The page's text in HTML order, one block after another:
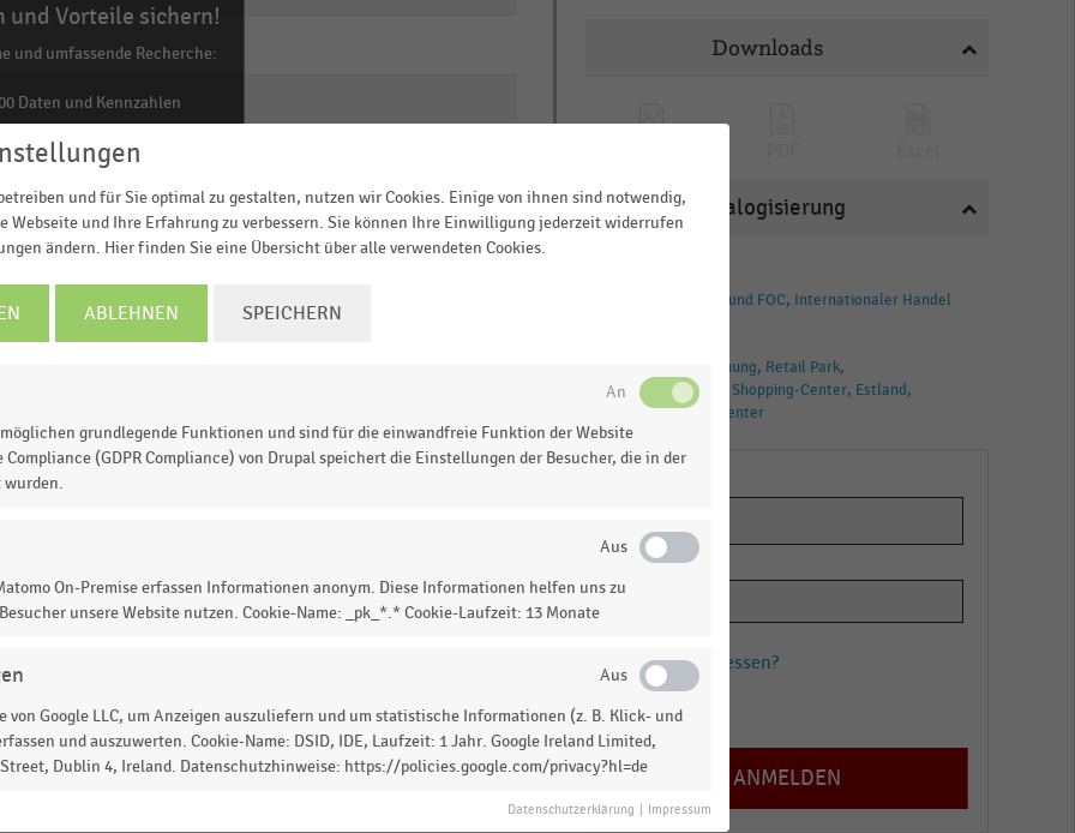
empty
empty
empty
und Vorteile sichern!
und umfassende Recherche:
Daten und Kennzahlen
Excel, PNG, PDF
INFORMIEREN
und geplanten Shopping-Center und
In Estland liegt die Zahl der bereits bestehenden
Statistik? Jetzt einloggen oderinformieren
Downloads
Katalogisierung
Shopping-Center und FOC Internationaler Handel
Planung Retail Park
SB-Warenhäuser
Shopping-Center Estland
Factory-Outlet-Center
Passwort vergessen?
Registrieren
und für Sie optimal zu gestalten, nutzen wir Cookies. Einige von ihnen sind notwendig,
Webseite und Ihre Erfahrung zu verbessern. Sie können Ihre Einwilligung jederzeit widerrufen
ändern. Hier finden Sie eine Übersicht über alle verwendeten Cookies.
ABLEHNEN SPEICHERN
grundlegende Funktionen und sind für die einwandfreie Funktion der Website
(GDPR Compliance) von Drupal speichert die Einstellungen der Besucher, die in der
wurden.
On-Premise erfassen Informationen anonym. Diese Informationen helfen uns zu
unsere Website nutzen. Cookie-Name: _pk_*.* Cookie-Laufzeit: 13 Monate
von Google LLC, um Anzeigen auszuliefern und um statistische Informationen (z. B. Klick- und
und auszuwerten. Cookie-Name: DSID, IDE, Laufzeit: 1 Jahr. Google Ireland Limited,
Street, Dublin 4, Ireland. Datenschutzhinweise: https://policies.google.com/privacy?hl=de
Datenschutzerklärung Impressum